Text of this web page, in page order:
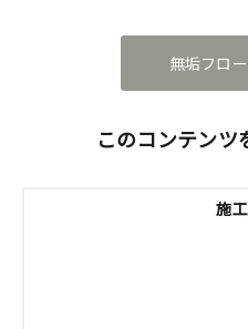
無垢フロ
このコンテンツ
施